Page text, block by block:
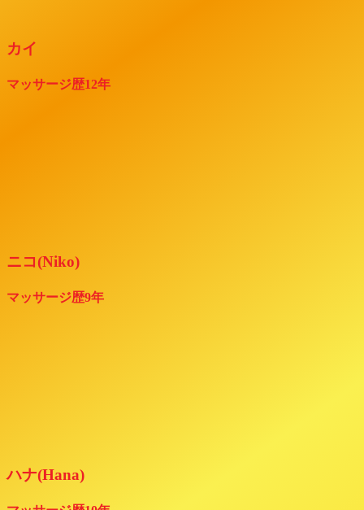
カイ
マッサージ歴12年
ニコ(Niko)
マッサージ歴9年
ハナ(Hana)